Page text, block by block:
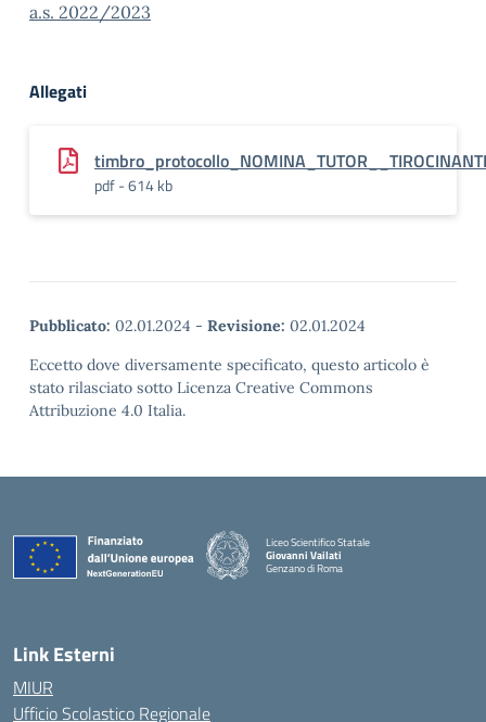
a.s. 2022/2023
Allegati
pdf - 614 kb
Pubblicato: 02.01.2024 - Revisione: 02.01.2024
Eccetto dove diversamente specificato, questo articolo è
stato rilasciato sotto Licenza Creative Commons
Attribuzione 4.0 Italia.
Liceo Scientifico Statale
Giovanni Vailati
Genzano di Roma
Link Esterni
MIUR
Ufficio Scolastico Regionale